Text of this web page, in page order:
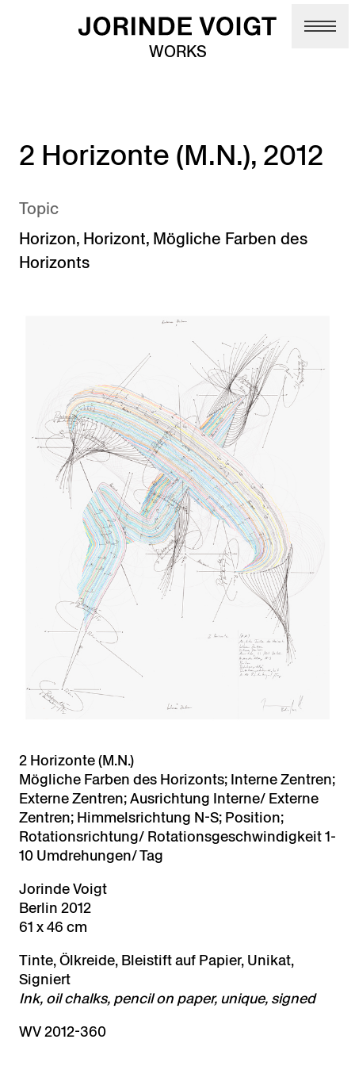
Skip to main content
WORKS
2 Horizonte (M.N.), 2012
Topic
Horizon, Horizont, Mögliche Farben des
Horizonts
2 Horizonte (M.N.)
Mögliche Farben des Horizonts; Interne Zentren;
Externe Zentren; Ausrichtung Interne/ Externe
Zentren; Himmelsrichtung N-S; Position;
Rotationsrichtung/ Rotationsgeschwindigkeit 1-
10 Umdrehungen/ Tag
Jorinde Voigt
Berlin 2012
61 x 46 cm
Tinte, Ölkreide, Bleistift auf Papier, Unikat,
Signiert
Ink, oil chalks, pencil on paper, unique, signed
WV 2012-360